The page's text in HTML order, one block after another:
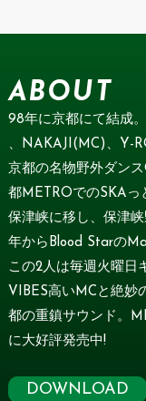
ABOUT
98年に京都にて結成
、NAKAJI(MC)、Y-
京都の名物野外ダン
都METROでのSKAっ
保津峡に移し、保津
年からBlood Starの
この2人は毎週火曜日
VIBES高いMCと絶妙
都の重鎮サウンド。
に大好評発売中!
DOWNLOAD